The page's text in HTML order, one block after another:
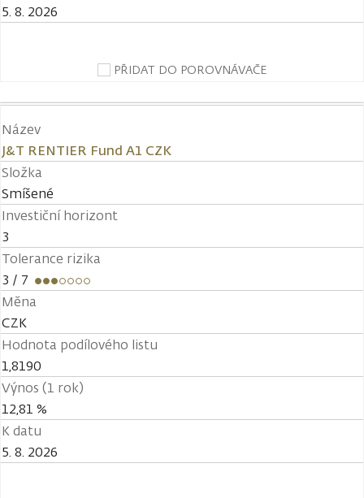
5. 8. 2026
PŘIDAT DO POROVNÁVAČE
Název
J&T RENTIER Fund A1 CZK
Složka
Smíšené
Investiční horizont
3
Tolerance rizika
3 / 7
Měna
CZK
Hodnota podílového listu
1,8190
Výnos (1 rok)
12,81 %
K datu
5. 8. 2026